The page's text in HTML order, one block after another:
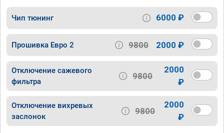
Чип тюнинг 6000 ₽
Прошивка Евро 2 9800 2000 ₽
Отключение сажевого
фильтра
9800
2000
₽
Отключение вихревых
заслонок
9800
2000
₽